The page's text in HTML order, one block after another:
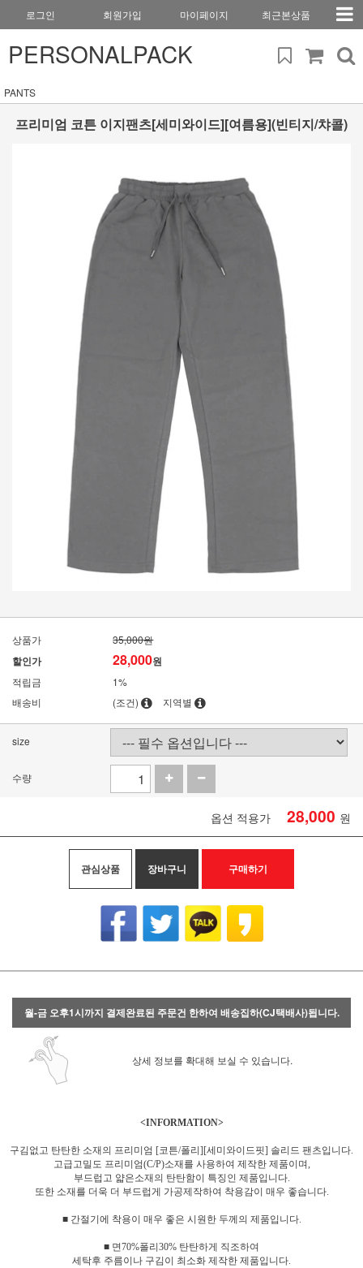
로그인 회원가입 마이페이지 최근본상품
PERSONALPACK
PANTS
프리미엄 코튼 이지팬츠[세미와이드][여름용](빈티지/챠콜)
상품가 35,000원
할인가 28,000원
적립금
1%
배송비
(조건) 지역별
size
수량
옵션 적용가 28,000 원
관심상품 장바구니 구매하기
월-금 오후1시까지 결제완료된 주문건 한하여 배송집하(CJ택배사)됩니다.
상세 정보를 확대해 보실 수 있습니다.
<INFORMATION>
구김없고 탄탄한 소재의 프리미엄 [코튼/폴리][세미와이드핏] 솔리드 팬츠입니다.
고급고밀도 프리미엄(C/P)소재를 사용하여 제작한 제품이며,
부드럽고 얇은소재의 탄탄함이 특징인 제품입니다.
또한 소재를 더욱 더 부드럽게 가공제작하여 착용감이 매우 좋습니다.
■ 간절기에 착용이 매우 좋은 시원한 두께의 제품입니다.
■ 면70%폴리30% 탄탄하게 직조하여
세탁후 주름이나 구김이 최소화 제작한 제품입니다.